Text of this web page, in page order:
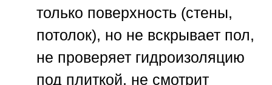
только поверхность (стены,
потолок), но не вскрывает пол,
не проверяет гидроизоляцию
под плиткой, не смотрит